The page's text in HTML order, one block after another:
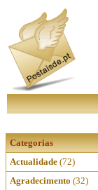
Categorias
Actualidade (72)
Agradecimento (32)